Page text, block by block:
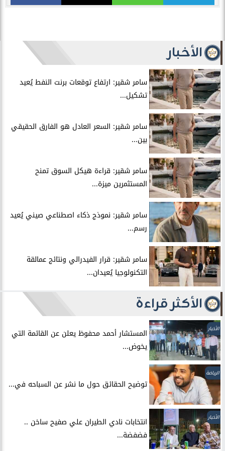
الأخبار
سامر شقير: ارتفاع توقعات برنت النفط يُعيد
تشكيل...
سامر شقير: السعر العادل هو الفارق الحقيقي
بين...
سامر شقير: قراءة هيكل السوق تمنح
المستثمرين ميزة...
سامر شقير: نموذج ذكاء اصطناعي صيني يُعيد
رسم...
سامر شقير: قرار الفيدرالي ونتائج عمالقة
التكنولوجيا يُعيدان...
الأكثر قراءة
الأخبار
المستشار أحمد محفوظ يعلن عن القائمة التي
يخوض...
الرياضة
توضيح الحقائق حول ما نشر عن السباحه في...
الأخبار
انتخابات نادي الطيران علي صفيح ساخن ..
فضفضة...